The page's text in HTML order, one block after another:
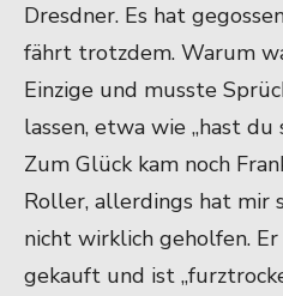
Dresdner. Es hat
fährt trotzdem. Warum
Einzige und musste
lassen, etwa wie „hast du
Zum Glück kam noch
Roller, allerdings hat mir
nicht wirklich geholfen.
gekauft und ist